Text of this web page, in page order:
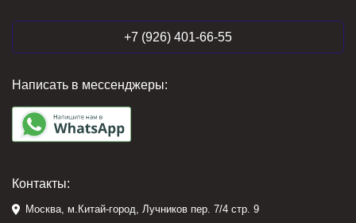
+7 (926) 401-66-55
Написать в мессенджеры:
Контакты:
Москва, м.Китай-город, Лучников пер. 7/4 стр. 9